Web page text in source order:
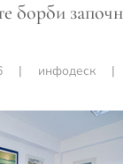
борби
| инфодеск|